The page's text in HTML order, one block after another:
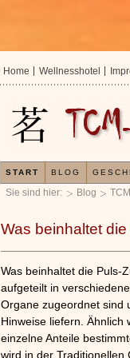
Sie sind hier: Blog
Was beinhaltet
Was beinhaltet die Puls-
aufgeteilt in
Organe zugeordnet sind
Hinweise liefern.
einzelne Anteile
wird in der Traditionellen
Home Wellnesshotel
START BLOG